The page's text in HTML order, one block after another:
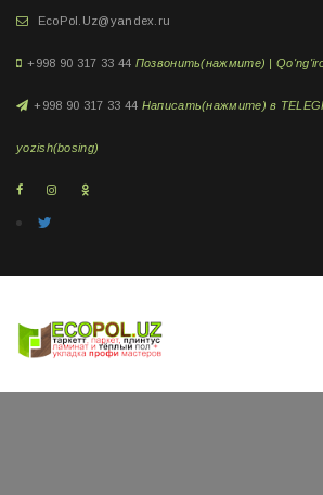
EcoPol.Uz@yandex.ru
+998 90 317 33 44 Позвонить(нажмите) |
+998 90 317 33 44 Написать(нажмите) в
yozish(bosing)